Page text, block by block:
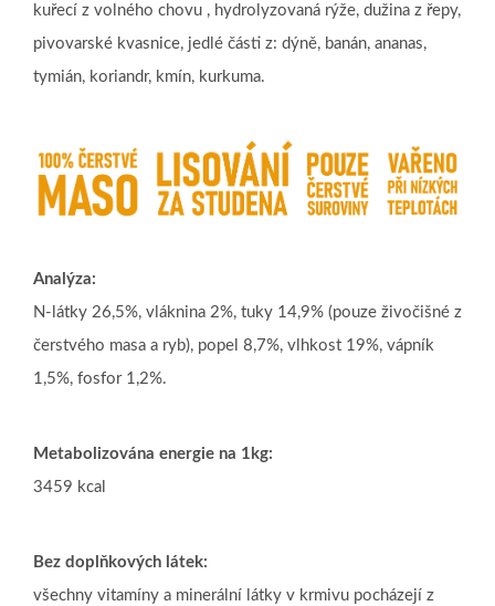
kuřecí z volného chovu , hydrolyzovaná rýže, dužina z řepy,
pivovarské kvasnice, jedlé části z: dýně, banán, ananas,
tymián, koriandr, kmín, kurkuma.
Analýza:
N-látky 26,5%, vláknina 2%, tuky 14,9% (pouze živočišné z
čerstvého masa a ryb), popel 8,7%, vlhkost 19%, vápník
1,5%, fosfor 1,2%.
Metabolizována energie na 1kg:
3459 kcal
Bez doplňkových látek:
všechny vitamíny a minerální látky v krmivu pocházejí z